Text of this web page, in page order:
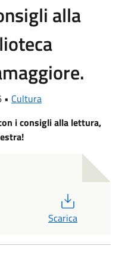
alla
• Cultura
i consigli alla lettura,
Scarica